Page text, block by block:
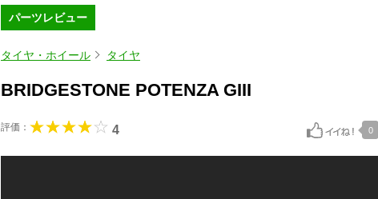
パーツレビュー
タイヤ・ホイール タイヤ
BRIDGESTONE POTENZA GIII
評価： 4 0